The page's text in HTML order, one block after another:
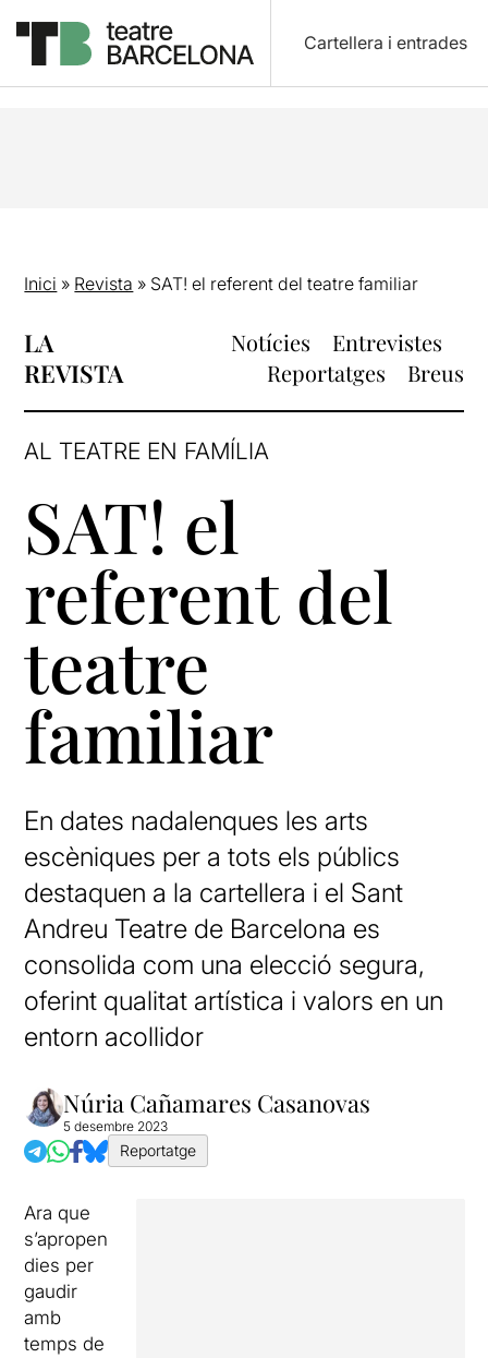
Cartellera i entrades
Inici » Revista » SAT! el referent del teatre familiar
LA
REVISTA
Notícies
Entrevistes
Reportatges
Breus
AL TEATRE EN FAMÍLIA
SAT! el
referent del
teatre
familiar
En dates nadalenques les arts
escèniques per a tots els públics
destaquen a la cartellera i el Sant
Andreu Teatre de Barcelona es
consolida com una elecció segura,
oferint qualitat artística i valors en un
entorn acollidor
Núria Cañamares Casanovas
5 desembre 2023
Reportatge
Ara que
s’apropen
dies per
gaudir
amb
temps de